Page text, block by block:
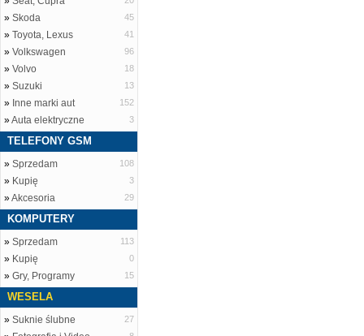
» Skoda 45
» Toyota, Lexus 41
» Volkswagen 96
» Volvo 18
» Suzuki 13
» Inne marki aut 152
»Auta elektryczne 3
TELEFONY GSM
» Sprzedam 108
» Kupię 3
»Akcesoria 29
KOMPUTERY
» Sprzedam 113
» Kupię 0
» Gry, Programy 15
WESELA
» Suknie ślubne 27